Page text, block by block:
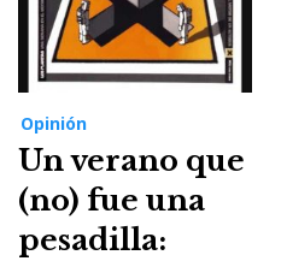
Opinión
Un verano que
(no) fue una
pesadilla: